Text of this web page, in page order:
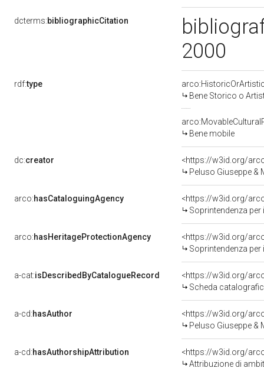
dcterms:bibliographicCitation
2000
rdf:type
Bene Storico o
Bene mobile
dc:creator
<https://w3id.org/
Peluso Giuseppe &
arco:hasCataloguingAgency
<https://w3id.org/
Soprintendenza
arco:hasHeritageProtectionAgency
<https://w3id.org/
Soprintendenza
a-cat:isDescribedByCatalogueRecord
<https://w3id.org/
Scheda
a-cd:hasAuthor
<https://w3id.org/
Peluso Giuseppe &
a-cd:hasAuthorshipAttribution
<https://w3id.org/
Attribuzione di